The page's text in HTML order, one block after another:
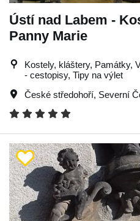
Ústí nad Labem -
Panny Marie
Kostely, kláštery, Památky,
- cestopisy, Tipy na výlet
České středohoří, Severní